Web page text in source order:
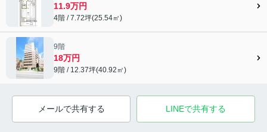
11.9万円
4階 / 7.72坪(25.54㎡)
9階
18万円
9階 / 12.37坪(40.92㎡)
メールで共有する LINEで共有する